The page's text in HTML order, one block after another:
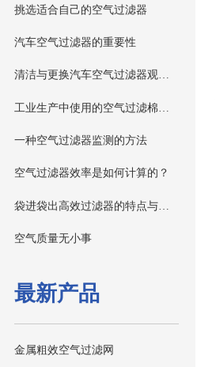
挑选适合自己的空气过滤器
汽车空气过滤器的重要性
清洁与更换汽车空气过滤器观察表
一种空气过滤器监测的方法
空气过滤器效率是如何计算的？
袋进袋出高效过滤器的特点与使用
空气质量无小事
最新产品
金属粗效空气过滤网